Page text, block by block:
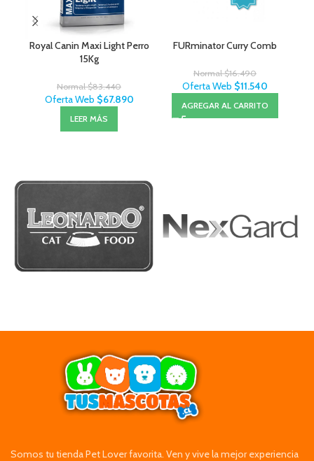
Royal Canin Maxi Light Perro
15Kg
Normal$83.440
Oferta Web $67.890
LEER MÁS
FURminator Curry Comb
Normal$16.490
Oferta Web $11.540
AGREGAR AL CARRITO
Somos tu tienda Pet Lover favorita. Ven y vive la mejor experiencia